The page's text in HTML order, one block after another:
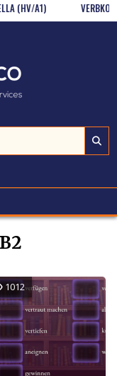
A1)
B2
1012